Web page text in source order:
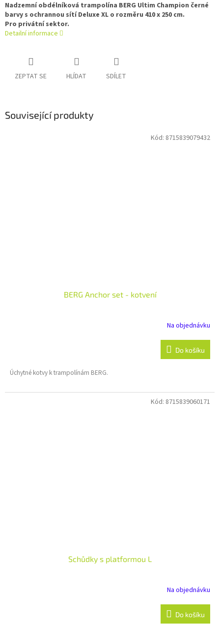
Nadzemní obdélníková trampolína BERG Ultim Champion černé
barvy s ochrannou sítí Deluxe XL o rozměru 410 x 250 cm.
Pro privátní sektor.
Detailní informace
ZEPTAT SE HLÍDAT SDÍLET
Související produkty
BERG Anchor set - kotvení
Na objednávku
Do košíku
Úchytné kotvy k trampolínám BERG.
Kód: 8715839079432
Schůdky s platformou L
Na objednávku
Do košíku
Kód: 8715839060171